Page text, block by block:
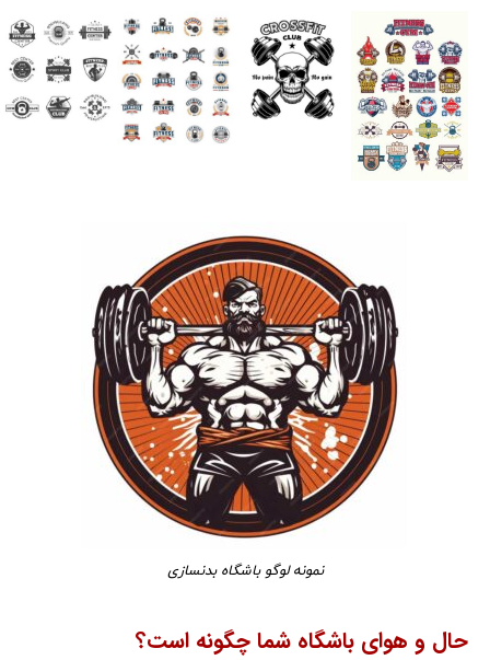
نمونه لوگو باشگاه بدنسازی
حال و هوای باشگاه شما چگونه است؟